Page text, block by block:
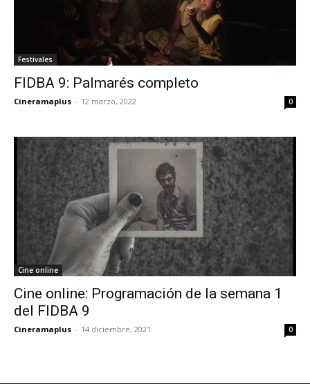
Festivales
FIDBA 9: Palmarés completo
Cineramaplus - 12 marzo, 2022 0
Cine online
Cine online: Programación de la semana 1
del FIDBA 9
Cineramaplus - 14 diciembre, 2021 0